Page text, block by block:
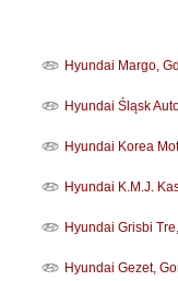
Hyundai Margo,
Hyundai Śląsk
Hyundai Korea
Hyundai K.M.J.
Hyundai Grisbi
Hyundai Gezet,